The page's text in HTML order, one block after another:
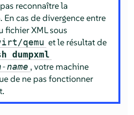
reconnaître la
cas de divergence entre
fichier XML sous
qemu et le résultat de
dumpxml
name , votre machine
de ne pas fonctionner